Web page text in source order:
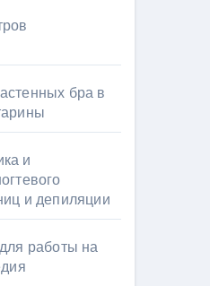
бра в
и
и депиляции
работы на